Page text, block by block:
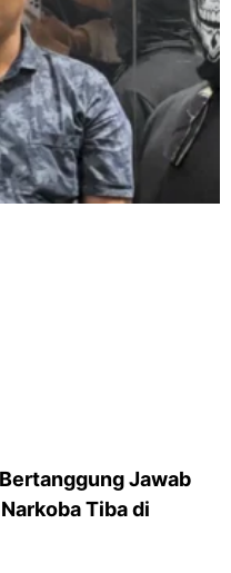
Jawab
Tiba di